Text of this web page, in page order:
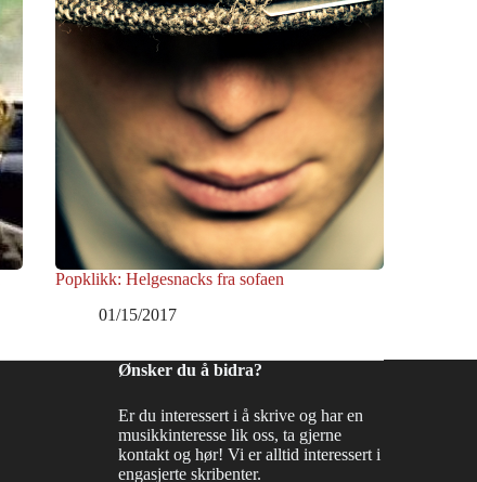
Popklikk: Helgesnacks fra sofaen
01/15/2017
Ønsker du å bidra?
Er du interessert i å skrive og har en
musikkinteresse lik oss, ta gjerne
kontakt og hør! Vi er alltid interessert i
engasjerte skribenter.